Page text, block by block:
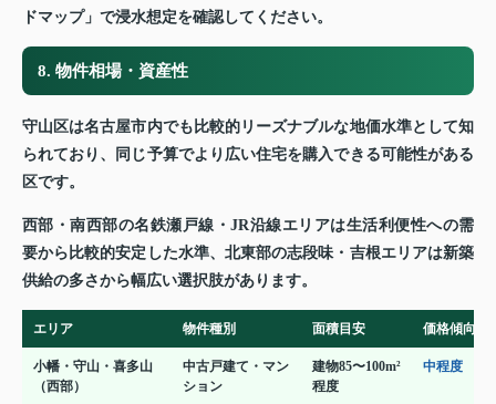
ドマップ」で浸水想定を確認してください。
8. 物件相場・資産性
守山区は名古屋市内でも比較的リーズナブルな地価水準として知
られており、同じ予算でより広い住宅を購入できる可能性がある
区です。
西部・南西部の名鉄瀬戸線・JR沿線エリアは生活利便性への需
要から比較的安定した水準、北東部の志段味・吉根エリアは新築
供給の多さから幅広い選択肢があります。
エリア 物件種別 面積目安 価格傾向
小幡・守山・喜多山
（西部）
中古戸建て・マン
ション
建物85〜100m²
程度
中程度